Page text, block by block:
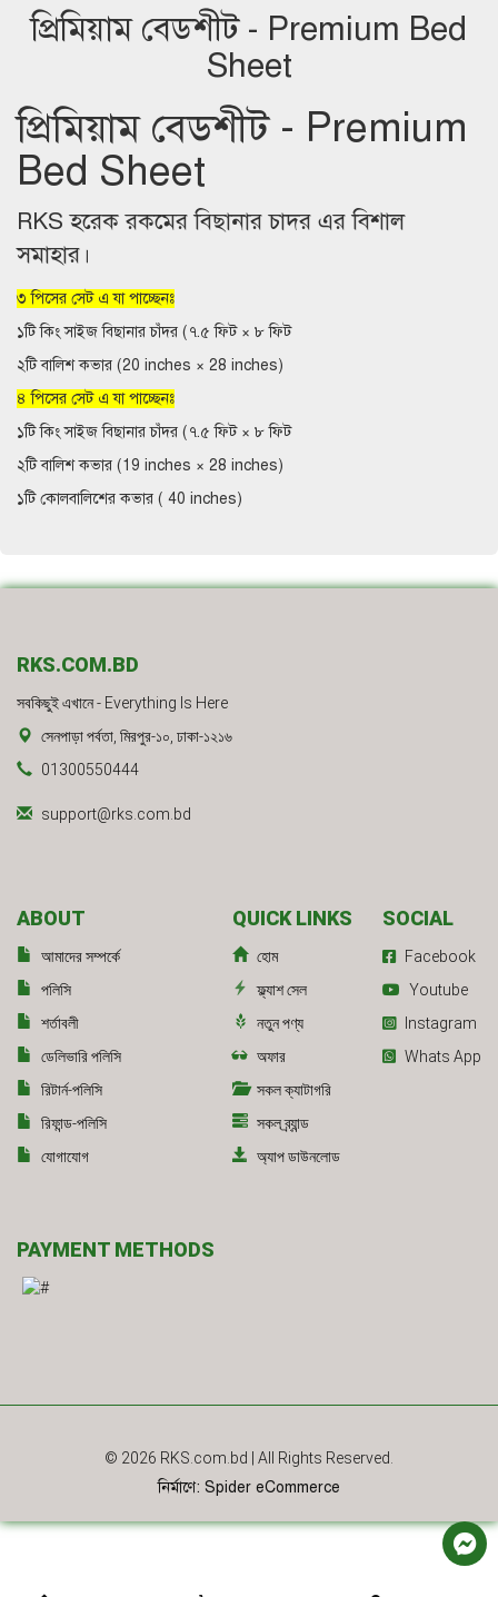
প্রিমিয়াম বেডশীট - Premium Bed
Sheet
প্রিমিয়াম বেডশীট - Premium
Bed Sheet
RKS হরেক রকমের বিছানার চাদর এর বিশাল
সমাহার।
৩ পিসের সেট এ যা পাচ্ছেনঃ
১টি কিং সাইজ বিছানার চাঁদর (৭.৫ ফিট × ৮ ফিট
২টি বালিশ কভার (20 inches × 28 inches)
৪ পিসের সেট এ যা পাচ্ছেনঃ
১টি কিং সাইজ বিছানার চাঁদর (৭.৫ ফিট × ৮ ফিট
২টি বালিশ কভার (19 inches × 28 inches)
১টি কোলবালিশের কভার ( 40 inches)
RKS.COM.BD
সবকিছুই এখানে - Everything Is Here
সেনপাড়া পর্বতা, মিরপুর-১০, ঢাকা-১২১৬
01300550444
support@rks.com.bd
ABOUT
আমাদের সম্পর্কে
পলিসি
শর্তাবলী
ডেলিভারি পলিসি
রিটার্ন-পলিসি
রিফান্ড-পলিসি
যোগাযোগ
QUICK LINKS
হোম
ফ্ল্যাশ সেল
নতুন পণ্য
অফার
সকল ক্যাটাগরি
সকল ব্র্যান্ড
অ্যাপ ডাউনলোড
SOCIAL
Facebook
Youtube
Instagram
Whats App
PAYMENT METHODS
© 2026 RKS.com.bd | All Rights Reserved.
নির্মাণে: Spider eCommerce